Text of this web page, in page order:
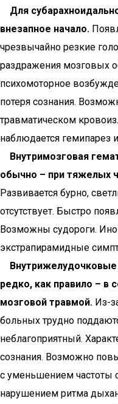
Для
внезапное начало.
чрезвычайно резкие
раздражения мозговых
психомоторное
потеря сознания.
травматическом
наблюдается гемипарез
Внутримозговая
обычно – при тяжелых
Развивается бурно,
отсутствует. Быстро
Возможны судороги.
экстрапирамидные
редко, как правило – в
мозговой травмой. Из-
больных трудно
неблагоприятный.
сознания. Возможно
с уменьшением частоты
нарушением ритма